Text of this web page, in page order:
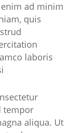
ad minim
quis
laboris
tempor
aliqua. Ut